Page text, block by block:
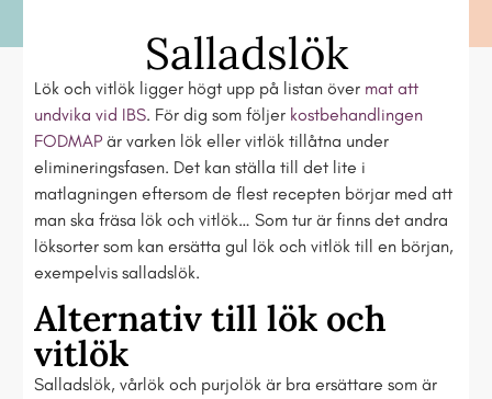
Salladslök
Lök och vitlök ligger högt upp på listan över mat att
undvika vid IBS. För dig som följer kostbehandlingen
FODMAP är varken lök eller vitlök tillåtna under
elimineringsfasen. Det kan ställa till det lite i
matlagningen eftersom de flest recepten börjar med att
man ska fräsa lök och vitlök… Som tur är finns det andra
löksorter som kan ersätta gul lök och vitlök till en början,
exempelvis salladslök.
Alternativ till lök och
vitlök
Salladslök, vårlök och purjolök är bra ersättare som är